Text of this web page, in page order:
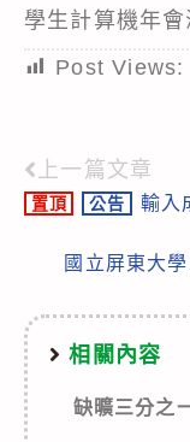
學生計算機年會
Post Views:
Read
more
articles
上一篇文章
置頂 公告 輸入
國立屏東大
相關內容
缺曠三分之